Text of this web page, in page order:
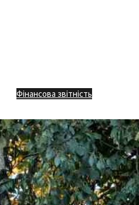
Фінансова звітність